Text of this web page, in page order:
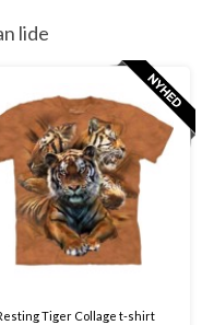
lide
Tiger Collage t-shirt